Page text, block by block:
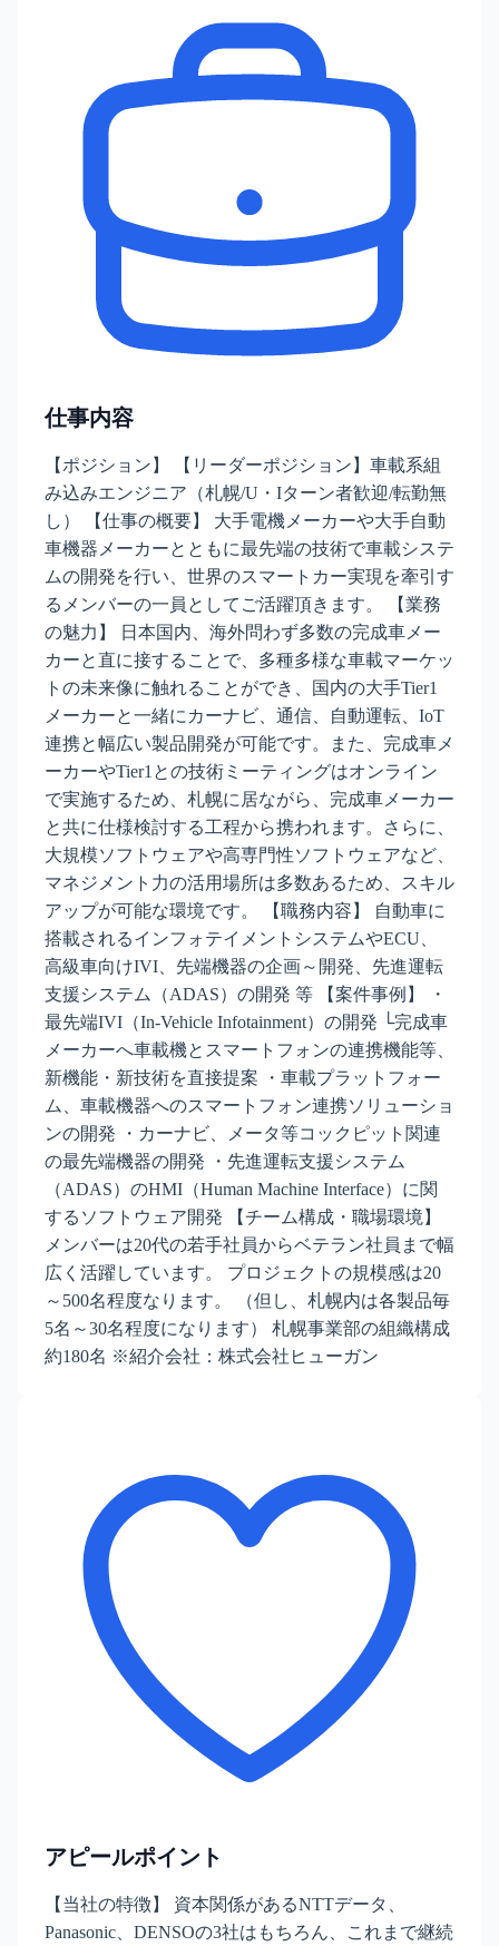
仕事内容
【ポジション】 【リーダーポジション】車載系組
み込みエンジニア（札幌/U・Iターン者歓迎/転勤無
し） 【仕事の概要】 大手電機メーカーや大手自動
車機器メーカーとともに最先端の技術で車載システ
ムの開発を行い、世界のスマートカー実現を牽引す
るメンバーの一員としてご活躍頂きます。 【業務
の魅力】 日本国内、海外問わず多数の完成車メー
カーと直に接することで、多種多様な車載マーケッ
トの未来像に触れることができ、国内の大手Tier1
メーカーと一緒にカーナビ、通信、自動運転、IoT
連携と幅広い製品開発が可能です。また、完成車メ
ーカーやTier1との技術ミーティングはオンライン
で実施するため、札幌に居ながら、完成車メーカー
と共に仕様検討する工程から携われます。さらに、
大規模ソフトウェアや高専門性ソフトウェアなど、
マネジメント力の活用場所は多数あるため、スキル
アップが可能な環境です。 【職務内容】 自動車に
搭載されるインフォテイメントシステムやECU、
高級車向けIVI、先端機器の企画～開発、先進運転
支援システム（ADAS）の開発 等 【案件事例】 ・
最先端IVI（In-Vehicle Infotainment）の開発 └完成車
メーカーへ車載機とスマートフォンの連携機能等、
新機能・新技術を直接提案 ・車載プラットフォー
ム、車載機器へのスマートフォン連携ソリューショ
ンの開発 ・カーナビ、メータ等コックピット関連
の最先端機器の開発 ・先進運転支援システム
（ADAS）のHMI（Human Machine Interface）に関
するソフトウェア開発 【チーム構成・職場環境】
メンバーは20代の若手社員からベテラン社員まで幅
広く活躍しています。 プロジェクトの規模感は20
～500名程度なります。 （但し、札幌内は各製品毎
5名～30名程度になります） 札幌事業部の組織構成
約180名 ※紹介会社：株式会社ヒューガン
アピールポイント
【当社の特徴】 資本関係があるNTTデータ、
Panasonic、DENSOの3社はもちろん、これまで継続